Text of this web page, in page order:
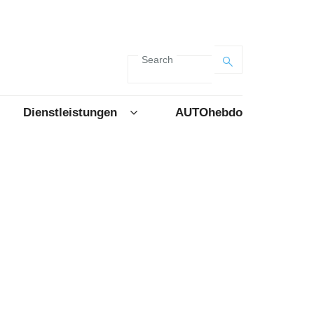
Search
Dienstleistungen AUTOhebdo